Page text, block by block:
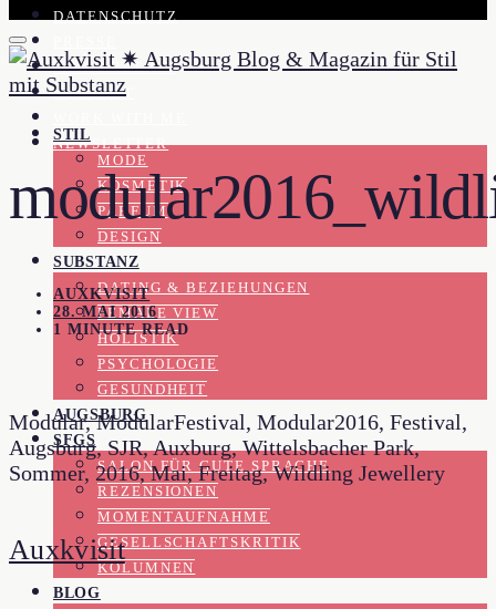
DATENSCHUTZ
KOOPERATION
KONTAKT
NEWSLETTER
STIL
MODE
KOSMETIK
PARFUM
DESIGN
SUBSTANZ
DATING & BEZIEHUNGEN
FEMALE VIEW
HOLISTIK
PSYCHOLOGIE
GESUNDHEIT
AUGSBURG
SFGS
SALON FÜR GUTE SPRACHE
REZENSIONEN
MOMENTAUFNAHME
GESELLSCHAFTSKRITIK
KOLUMNEN
BLOG
AUXKVISIT
28. MAI 2016
1 MINUTE READ
Modular, ModularFestival, Modular2016, Festival,
Augsburg, SJR, Auxburg, Wittelsbacher Park,
Sommer, 2016, Mai, Freitag, Wildling Jewellery
Auxkvisit